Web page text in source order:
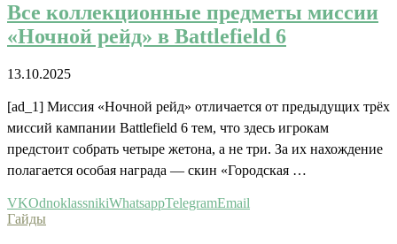
Все коллекционные предметы миссии
«Ночной рейд» в Battlefield 6
13.10.2025
[ad_1] Миссия «Ночной рейд» отличается от предыдущих трёх
миссий кампании Battlefield 6 тем, что здесь игрокам
предстоит собрать четыре жетона, а не три. За их нахождение
полагается особая награда — скин «Городская …
VKOdnoklassnikiWhatsappTelegramEmail
Гайды